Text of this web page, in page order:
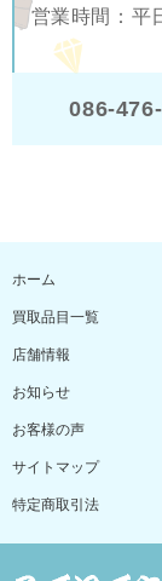
営業時間：平
086-
ホーム
買取品目一覧
店舗情報
お知らせ
お客様の声
サイトマップ
特定商取引法